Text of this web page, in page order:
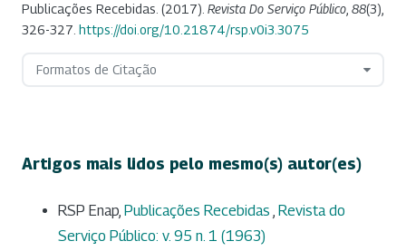
Publicações Recebidas. (2017). Revista Do Serviço Público 88(3),
326-327. https://doi.org/10.21874/rsp.v0i3.3075
Formatos de Citação
Artigos mais lidos pelo mesmo(s) autor(es)
RSP Enap, Publicações Recebidas Revista do
Serviço Público: v. 95 n. 1 (1963)